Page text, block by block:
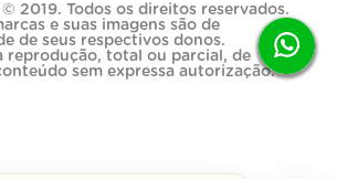
2019. Todos os direitos reservados.
e suas imagens são de
de seus respectivos donos.
reprodução, total ou parcial, de
sem expressa autorização.